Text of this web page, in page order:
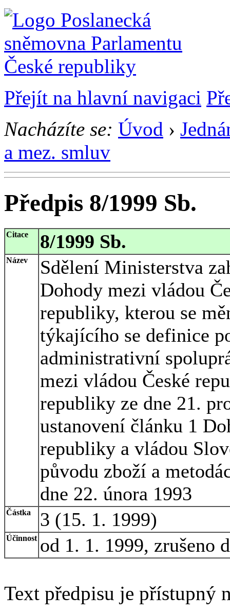
Přejít na hlavní navigaci
Nacházíte se: Úvod ›
a mez. smluv
Předpis 8/1999 Sb.
Citace 8/1999 Sb.
Název
Sdělení Ministerstva
Dohody mezi vládou
republiky, kterou se
týkajícího se definice
administrativní
mezi vládou České
republiky ze dne 21.
ustanovení článku 1
republiky a vládou
původu zboží a
dne 22. února 1993
Částka 3 (15. 1. 1999)
Účinnost od 1. 1. 1999, zrušeno
Text předpisu je přístupný